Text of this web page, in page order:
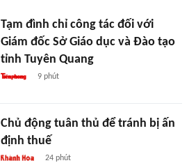
Tạm đình chỉ công tác đối với
Giám đốc Sở Giáo dục và Đào tạo
tỉnh Tuyên Quang
9 phút
Chủ động tuân thủ để tránh bị ấn
định thuế
24 phút